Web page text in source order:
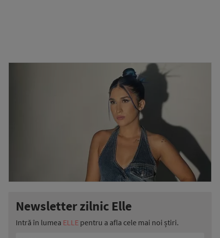
Newsletter zilnic Elle
Intră în lumea ELLE pentru a afla cele mai noi știri.